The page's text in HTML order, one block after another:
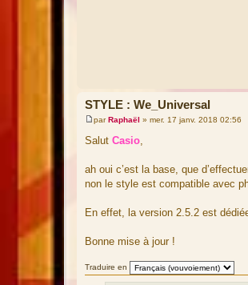
STYLE : We_Universal
e
s
a
g
e
par Raphaël » mer. 17 janv. 2018 02:56
Salut Casio,
ah oui c’est la base, que
non le style est compatible avec
En effet, la version 2.5.2 est
Bonne mise à jour !
Traduire en